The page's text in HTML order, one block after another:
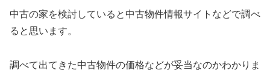
中古の家を検討していると中古物件情報サイトなどで調べ
ると思います。
調べて出てきた中古物件の価格などが妥当なのかわかりま